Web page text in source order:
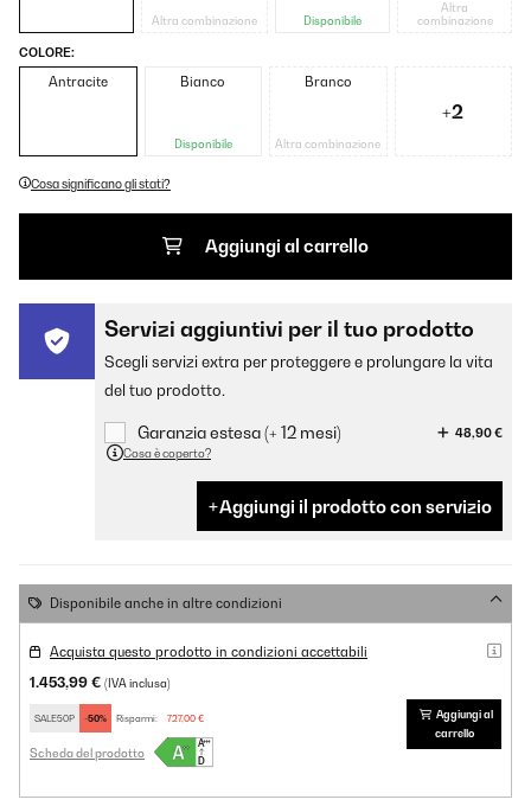
Altra combinazione Disponibile
Altra
combinazione
COLORE:
Antracite Bianco
Disponibile
Branco
Altra combinazione
+2
Cosa significano gli stati?
Aggiungi al carrello
Servizi aggiuntivi per il tuo prodotto
Scegli servizi extra per proteggere e prolungare la vita
del tuo prodotto.
Garanzia estesa (+ 12 mesi)
48,90 €
Cosa è coperto?
Aggiungi il prodotto con servizio
Disponibile anche in altre condizioni
Acquista questo prodotto in condizioni accettabili
1.453,99 € (IVA inclusa)
SALE50P -50% Risparmi: 727,00 €
Scheda del prodotto
Aggiungi al
carrello